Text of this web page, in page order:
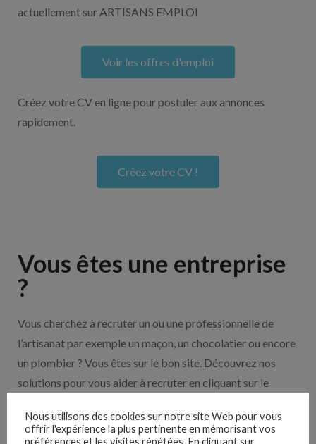
actuellement sur ARTISANS EMPLOI
Voir les offres d'emploi
Créez votre CV en ligne pour postuler aux annonces
rapidement.
Créez votre CV !
Vous êtes une entreprise
?
Vous cherchez à recruter un ou une professionnelle de
l’artisanat par exemple un maçon, un chocolatier ou encore
un plombier ? Vous êtes sur le bon site. Découvrez nos
solutions pour vous aider à recruter en cliquant sur le
Nous utilisons des cookies sur notre site Web pour vous
offrir l'expérience la plus pertinente en mémorisant vos
préférences et les visites répétées. En cliquant sur